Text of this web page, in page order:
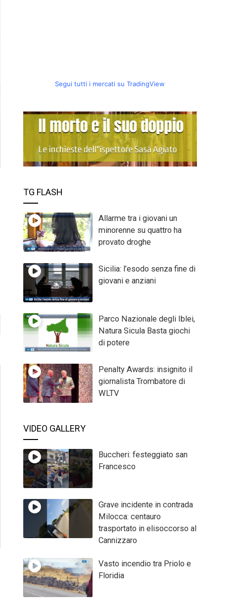
Segui tutti i mercati su TradingView
TG FLASH
Allarme tra i giovani un
minorenne su quattro ha
provato droghe
Sicilia: l’esodo senza fine di
giovani e anziani
Parco Nazionale degli Iblei,
Natura Sicula Basta giochi
di potere
Penalty Awards: insignito il
giornalista Trombatore di
WLTV
VIDEO GALLERY
Buccheri: festeggiato san
Francesco
Grave incidente in contrada
Milocca: centauro
trasportato in elisoccorso al
Cannizzaro
Vasto incendio tra Priolo e
Floridia